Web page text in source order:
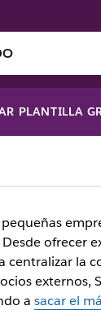
PLANTILLA
ofrecer
centralizar la
externos,
a sacar el